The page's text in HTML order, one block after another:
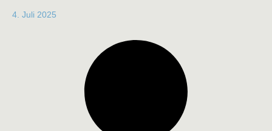
4. Juli 2025